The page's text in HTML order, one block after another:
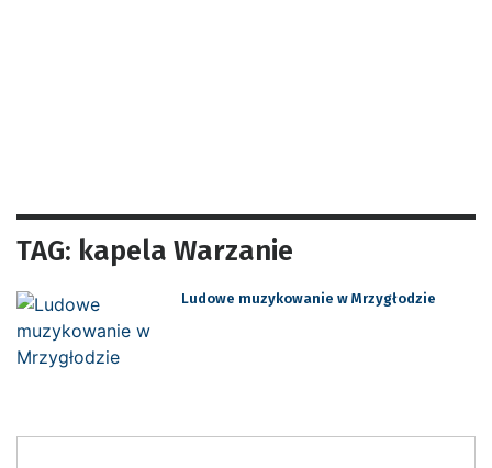
TAG: kapela Warzanie
Ludowe muzykowanie w Mrzygłodzie